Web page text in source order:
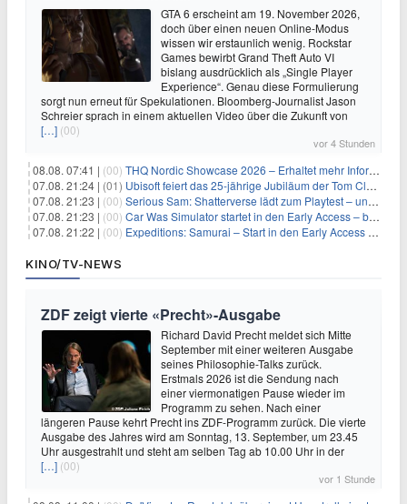
GTA 6 erscheint am 19. November 2026,
doch über einen neuen Online-Modus
wissen wir erstaunlich wenig. Rockstar
Games bewirbt Grand Theft Auto VI
bislang ausdrücklich als „Single Player
Experience“. Genau diese Formulierung
sorgt nun erneut für Spekulationen. Bloomberg-Journalist Jason
Schreier sprach in einem aktuellen Video über die Zukunft von
[…] (00)
vor 4 Stunden
08.08. 07:41 | (00) THQ Nordic Showcase 2026 – Erhaltet mehr Informationen
07.08. 21:24 | (01) Ubisoft feiert das 25-jährige Jubiläum der Tom Clancy’s Ghost Recon-Reihe
07.08. 21:23 | (00) Serious Sam: Shatterverse lädt zum Playtest – und erscheint schon bald!
07.08. 21:23 | (00) Car Was Simulator startet in den Early Access – bald gehts los!
07.08. 21:22 | (00) Expeditions: Samurai – Start in den Early Access ab heute im feudalen Japan
KINO/TV-NEWS
ZDF zeigt vierte «Precht»-Ausgabe
Richard David Precht meldet sich Mitte
September mit einer weiteren Ausgabe
seines Philosophie-Talks zurück.
Erstmals 2026 ist die Sendung nach
einer viermonatigen Pause wieder im
Programm zu sehen. Nach einer
längeren Pause kehrt Precht ins ZDF-Programm zurück. Die vierte
Ausgabe des Jahres wird am Sonntag, 13. September, um 23.45
Uhr ausgestrahlt und steht am selben Tag ab 10.00 Uhr in der
[…] (00)
vor 1 Stunde